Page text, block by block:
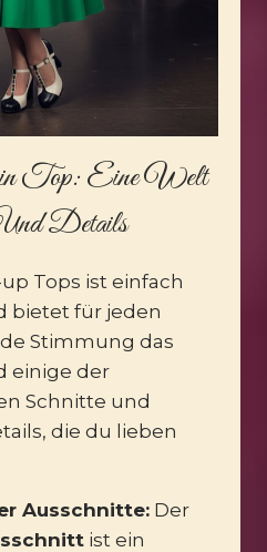
Top: Eine Welt
Details
Tops ist einfach
bietet für jeden
Stimmung das
einige der
Schnitte und
die du lieben
Ausschnitte:Der
ist ein